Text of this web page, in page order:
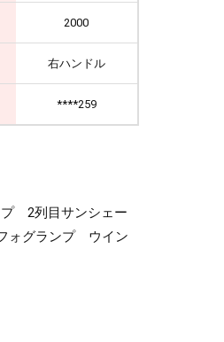
2000
右ハンドル
****259
2列目サンシェー
ォグランプ ウイン